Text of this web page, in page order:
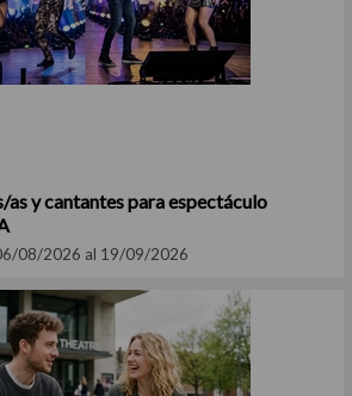
as y cantantes para espectáculo
08/2026 al 19/09/2026